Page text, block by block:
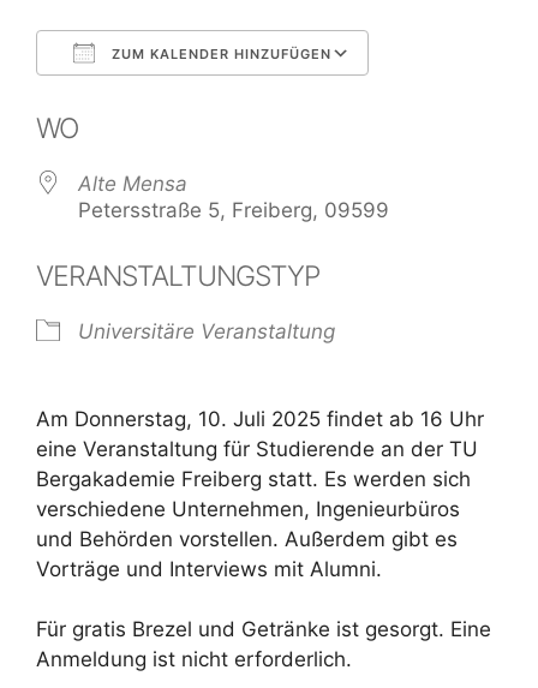
ZUM KALENDER HINZUFÜGEN
WO
Alte Mensa
Petersstraße 5, Freiberg, 09599
VERANSTALTUNGSTYP
Universitäre Veranstaltung
Am Donnerstag, 10. Juli 2025 findet ab 16 Uhr
eine Veranstaltung für Studierende an der TU
Bergakademie Freiberg statt. Es werden sich
verschiedene Unternehmen, Ingenieurbüros
und Behörden vorstellen. Außerdem gibt es
Vorträge und Interviews mit Alumni.
Für gratis Brezel und Getränke ist gesorgt. Eine
Anmeldung ist nicht erforderlich.